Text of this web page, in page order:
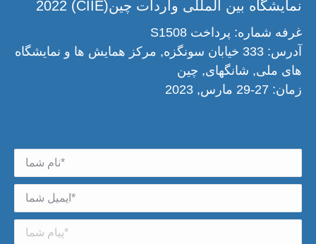
نمایشگاه بین المللی واردات چین(CIIE) 2022
غرفه شماره: پرداخت S1508
آدرس: 333 خیابان سونگزه, مرکز همایش ها و نمایشگاه
های ملی, شانگهای, چین
زمان: 27-29 مارس, 2023